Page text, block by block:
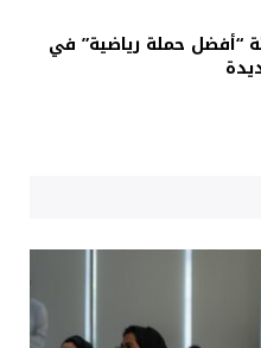
“أفضل حملة رياضية” في